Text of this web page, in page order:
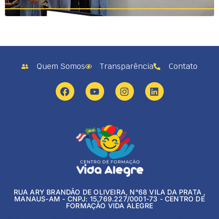
Quem Somos Transparência Contato
RUA ARY BRANDÃO DE OLIVEIRA, N°68 VILA DA PRATA ,
MANAUS-AM - CNPJ: 15.769.227/0001-73 - CENTRO DE
FORMAÇÃO VIDA ALEGRE